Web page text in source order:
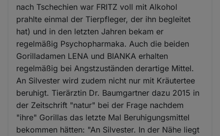
nach Tschechien war FRITZ voll mit Alkohol
prahlte einmal der Tierpfleger, der ihn begleitet
hat) und in den letzten Jahren bekam er
regelmäßig Psychopharmaka. Auch die beiden
Gorilladamen LENA und BIANKA erhalten
regelmäßig bei Angstzuständen derartige Mittel.
An Silvester wird zudem nicht nur mit Kräutertee
beruhigt. Tierärztin Dr. Baumgartner dazu 2015 in
der Zeitschrift "natur" bei der Frage nachdem
"ihre" Gorillas das letzte Mal Beruhigungsmittel
bekommen hätten: "An Silvester. In der Nähe liegt